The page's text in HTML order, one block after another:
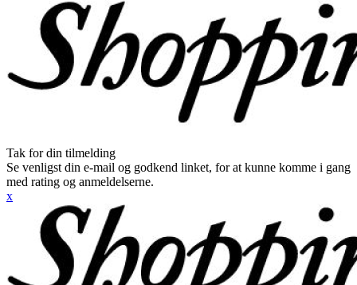
Tak for din tilmelding
Se venligst din e-mail og godkend linket, for at kunne komme i gang
med rating og anmeldelserne.
x